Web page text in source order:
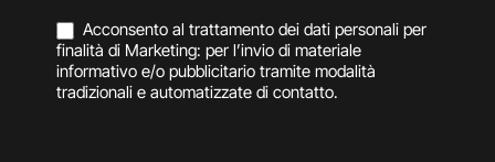
Acconsento al trattamento dei dati personali per
finalità di Marketing: per l’invio di materiale
informativo e/o pubblicitario tramite modalità
tradizionali e automatizzate di contatto.